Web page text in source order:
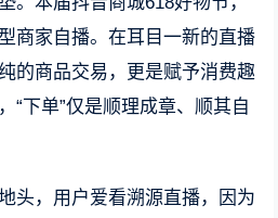
商家自播。在耳目一新的直播
的商品交易，更是赋予消费趣
“下单”仅是顺理成章、顺其自
头，用户爱看溯源直播，因为